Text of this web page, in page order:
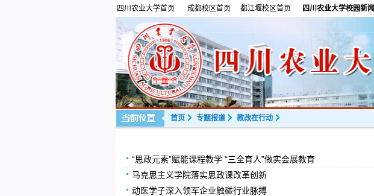
四川农业大学首页 成都校区首页 都江堰校区首页 四川农业大学校园新闻
首页 专题报道 教改在行动
“思政元素”赋能课程教学 “三全育人”做实会展教育
马克思主义学院落实思政课改革创新
动医学子深入领军企业触碰行业脉搏